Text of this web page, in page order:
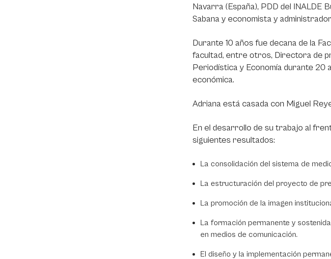
Navarra (España), PDD del INALDE
Sabana y economista y
Durante 10 años fue decana de la
facultad, entre otros, Directora de
Periodística y Economía durante 20
económica.
Adriana está casada con Miguel
En el desarrollo de su trabajo al
siguientes resultados:
La consolidación del sistema de
La estructuración del proyecto de
La promoción de la imagen
La formación permanente y
en medios de comunicación.
El diseño y la implementación